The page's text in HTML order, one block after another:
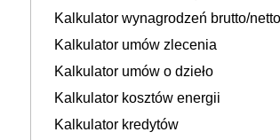
Kalkulator wynagrodzeń brutto/netto
Kalkulator umów zlecenia
Kalkulator umów o dzieło
Kalkulator kosztów energii
Kalkulator kredytów